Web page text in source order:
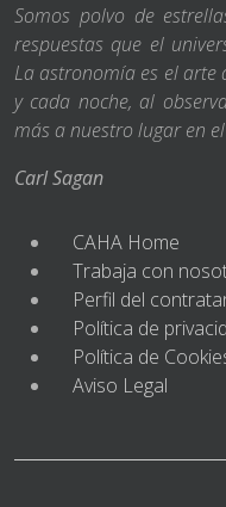
Somos polvo de
respuestas que el
La astronomía es el arte
y cada noche, al
más a nuestro lugar en
Carl Sagan
CAHA Home
Trabaja con
Perfil del
Política de
Política de
Aviso Legal